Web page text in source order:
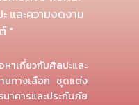
และความงดงาม
"
าเกี่ยวกับศิลปะและ
ทางเลือก ชุดแต่ง
าคารและประกันภัย